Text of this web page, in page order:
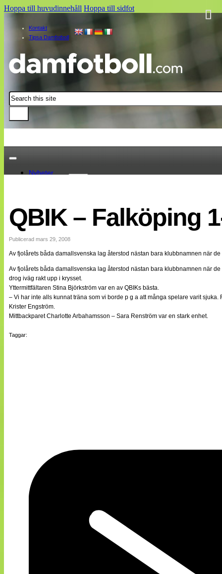
Hoppa till huvudinnehåll Hoppa till sidfot
Kontakt
Tipsa Damfotboll
Sök
Nyheter
Landslaget
EM 2013
Bildreportage
Bloggar
Lagen
Webb-TV
Cuper
Medlemsbilder
Till klubbkassan
NÄTverket
Split vision
QBIK – Falköping
Publicerad mars 29, 2008
Av fjolårets båda damallsvenska lag återstod nästan bara klubbnamnen när
Av fjolårets båda damallsvenska lag återstod nästan bara klubbnamnen när
drog iväg rakt upp i krysset.
Yttermittfältaren Stina Björkström var en av QBIKs bästa.
– Vi har inte alls kunnat träna som vi borde p g a att många spelare varit
Krister Engström.
Mittbackparet Charlotte Arbahamsson – Sara Renström var en stark enhet.
Taggar: